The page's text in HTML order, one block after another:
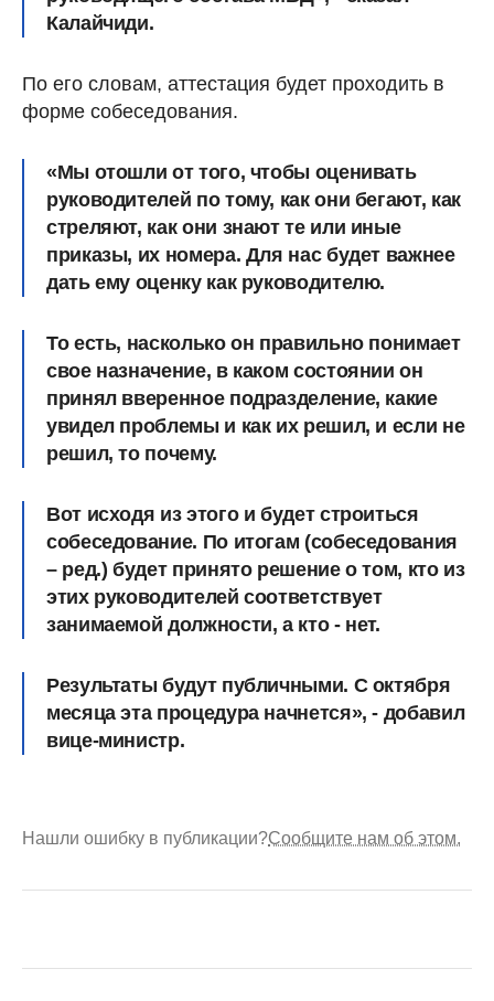
Калайчиди.
По его словам, аттестация будет проходить в
форме собеседования.
«Мы отошли от того, чтобы оценивать
руководителей по тому, как они бегают, как
стреляют, как они знают те или иные
приказы, их номера. Для нас будет важнее
дать ему оценку как руководителю.
То есть, насколько он правильно понимает
свое назначение, в каком состоянии он
принял вверенное подразделение, какие
увидел проблемы и как их решил, и если не
решил, то почему.
Вот исходя из этого и будет строиться
собеседование. По итогам (собеседования
– ред.) будет принято решение о том, кто из
этих руководителей соответствует
занимаемой должности, а кто - нет.
Результаты будут публичными. С октября
месяца эта процедура начнется», - добавил
вице-министр.
Нашли ошибку в публикации?Сообщите нам об этом.